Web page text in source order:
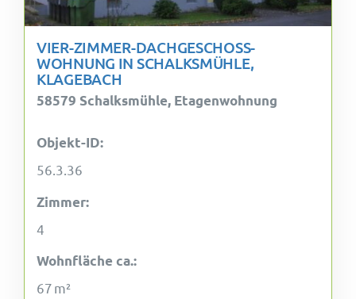
VIER-ZIMMER-DACHGESCHOSS-
WOHNUNG IN SCHALKSMÜHLE,
KLAGEBACH
58579 Schalksmühle, Etagenwohnung
Objekt-ID:
56.3.36
Zimmer:
4
Wohnfläche ca.:
67 m²